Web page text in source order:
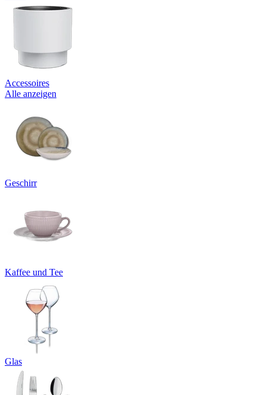
Accessoires
Alle anzeigen
Geschirr
Kaffee und Tee
Glas